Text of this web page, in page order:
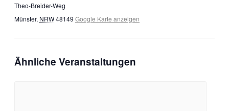
Theo-Breider-Weg
Münster, NRW48149 Google Karte anzeigen
Ähnliche Veranstaltungen